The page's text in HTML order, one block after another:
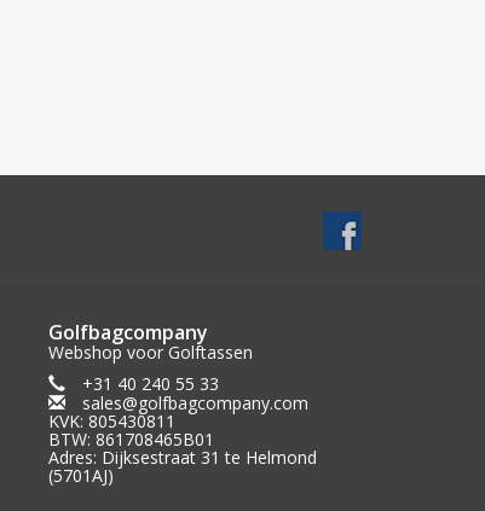
Golfbagcompany
Webshop voor Golftassen
+31 40 240 55 33
sales@golfbagcompany.com
KVK: 805430811
BTW: 861708465B01
Adres: Dijksestraat 31 te Helmond
(5701AJ)